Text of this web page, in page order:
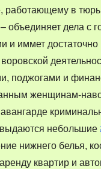
работающему в
объединяет дела с
и иммет
поджогами и
женщинам-
авангарде
небольшие
нижнего белья,
квартир и